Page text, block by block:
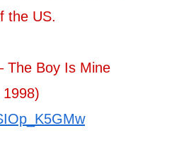
the US.
The Boy Is Mine